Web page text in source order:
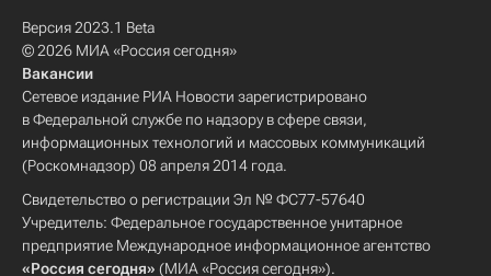
Версия 2023.1 Beta
© 2026 МИА «Россия сегодня»
Вакансии
Сетевое издание РИА Новости зарегистрировано
в Федеральной службе по надзору в сфере связи,
информационных технологий и массовых коммуникаций
(Роскомнадзор) 08 апреля 2014 года.
Свидетельство о регистрации Эл № ФС77-57640
Учредитель: Федеральное государственное унитарное
предприятие Международное информационное агентство
«Россия сегодня» (МИА «Россия сегодня»).